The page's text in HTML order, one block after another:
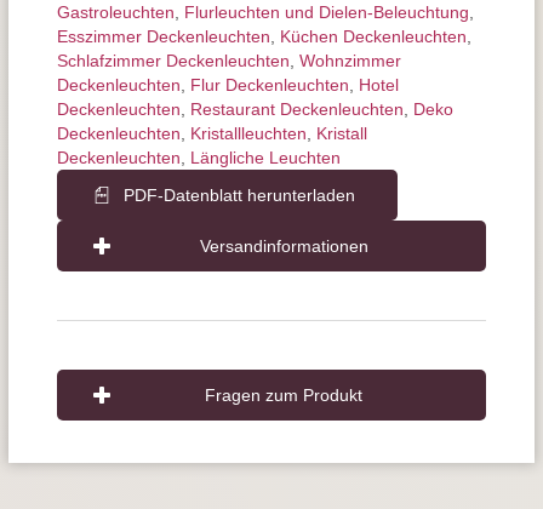
Gastroleuchten
Flurleuchten und Dielen-Beleuchtung
Esszimmer Deckenleuchten
Küchen Deckenleuchten
Schlafzimmer Deckenleuchten Wohnzimmer
Deckenleuchten
Flur Deckenleuchten
Hotel
Deckenleuchten
Restaurant Deckenleuchten
Deko
Deckenleuchten
Kristallleuchten
Kristall
Deckenleuchten
Längliche Leuchten
PDF-Datenblatt herunterladen
Versandinformationen
Fragen zum Produkt